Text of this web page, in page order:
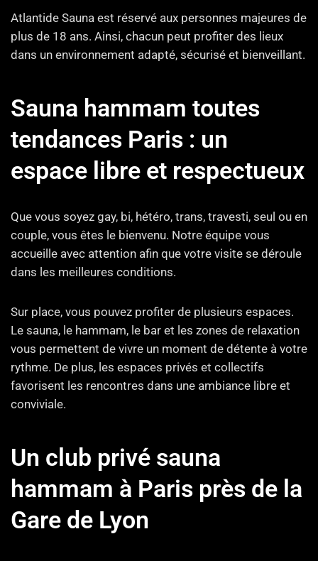
Atlantide Sauna est réservé aux personnes majeures de
plus de 18 ans. Ainsi, chacun peut profiter des lieux
dans un environnement adapté, sécurisé et bienveillant.
Sauna hammam toutes
tendances Paris : un
espace libre et respectueux
Que vous soyez gay, bi, hétéro, trans, travesti, seul ou en
couple, vous êtes le bienvenu. Notre équipe vous
accueille avec attention afin que votre visite se déroule
dans les meilleures conditions.
Sur place, vous pouvez profiter de plusieurs espaces.
Le sauna, le hammam, le bar et les zones de relaxation
vous permettent de vivre un moment de détente à votre
rythme. De plus, les espaces privés et collectifs
favorisent les rencontres dans une ambiance libre et
conviviale.
Un club privé sauna
hammam à Paris près de la
Gare de Lyon